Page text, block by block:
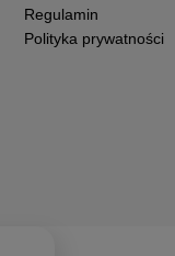
Regulamin
Polityka prywatności